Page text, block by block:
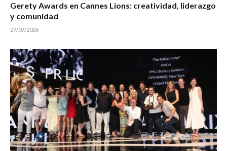
Gerety Awards en Cannes Lions: creatividad, liderazgo
y comunidad
27/07/2026